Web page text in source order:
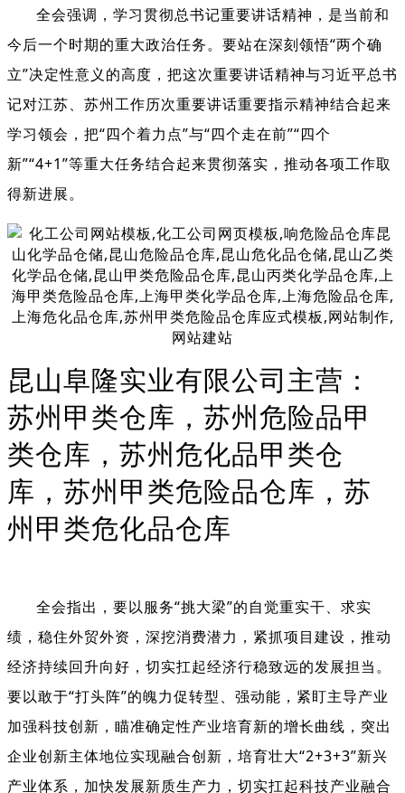
全会强调， 学习贯彻总书记重要讲话精神，是当前和
今后一个时期的重大政治任务。要站在深刻领悟“两个确
立”决定性意义的高度，把这次重要讲话精神与习近平总书
记对江苏、苏州工作历次重要讲话重要指示精神结合起来
学习领会，把“四个着力点”与“四个走在前”“四个
新”“4+1”等重大任务结合起来贯彻落实，推动各项工作取
得新进展。
昆山阜隆实业有限公司主营：
苏州甲类仓库，苏州危险品甲
类仓库，苏州危化品甲类仓
库，苏州甲类危险品仓库，苏
州甲类危化品仓库
全会指出， 要以服务“挑大梁”的自觉重实干、求实
绩，稳住外贸外资，深挖消费潜力，紧抓项目建设，推动
经济持续回升向好，切实扛起经济行稳致远的发展担当。
要以敢于“打头阵”的魄力促转型、强动能， 紧盯主导产业
加强科技创新，瞄准确定性产业培育新的增长曲线，突出
企业创新主体地位实现融合创新， 培育壮大“2+3+3”新兴
产业体系 ， 加快发展新质生产力，切实扛起科技产业融合